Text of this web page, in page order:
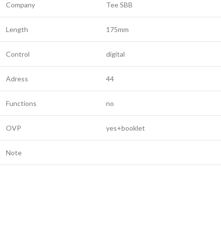
Company Tee SBB
Length 175mm
Control digital
Adress 44
Functions no
OVP yes+booklet
Note